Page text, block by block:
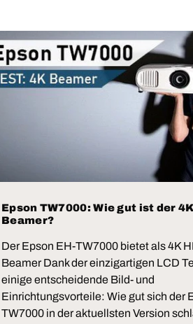
Epson TW7000: Wie gut ist der 4K
Beamer?
Der Epson EH-TW7000 bietet als 4K
Beamer Dank der einzigartigen LCD
einige entscheidende Bild- und
Einrichtungsvorteile: Wie gut sich der
TW7000 in der aktuellsten Version